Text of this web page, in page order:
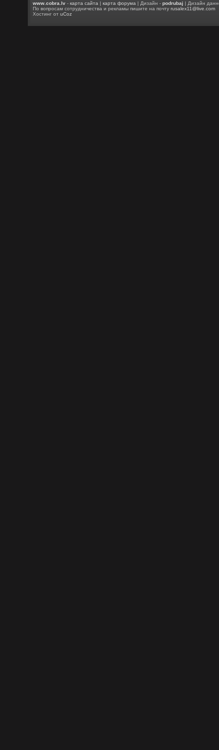
www.cobra.lv -карта сайта |карта форума | Дизайн -podrubaj | Дизайн
По вопросам сотрудничества и рекламы пишите на почтуrusalex11@live.com
Хостинг отuCoz